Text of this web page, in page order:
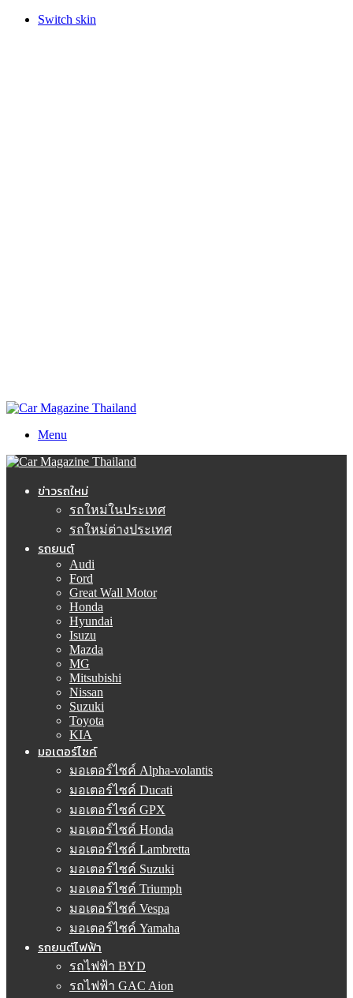
Switch skin
Menu
ข่าวรถใหม่
รถใหม่ในประเทศ
รถใหม่ต่างประเทศ
รถยนต์
Audi
Ford
Great Wall Motor
Honda
Hyundai
Isuzu
Mazda
MG
Mitsubishi
Nissan
Suzuki
Toyota
KIA
มอเตอร์ไซค์
มอเตอร์ไซค์ Alpha-volantis
มอเตอร์ไซค์ Ducati
มอเตอร์ไซค์ GPX
มอเตอร์ไซค์ Honda
มอเตอร์ไซค์ Lambretta
มอเตอร์ไซค์ Suzuki
มอเตอร์ไซค์ Triumph
มอเตอร์ไซค์ Vespa
มอเตอร์ไซค์ Yamaha
รถยนต์ไฟฟ้า
รถไฟฟ้า BYD
รถไฟฟ้า GAC Aion